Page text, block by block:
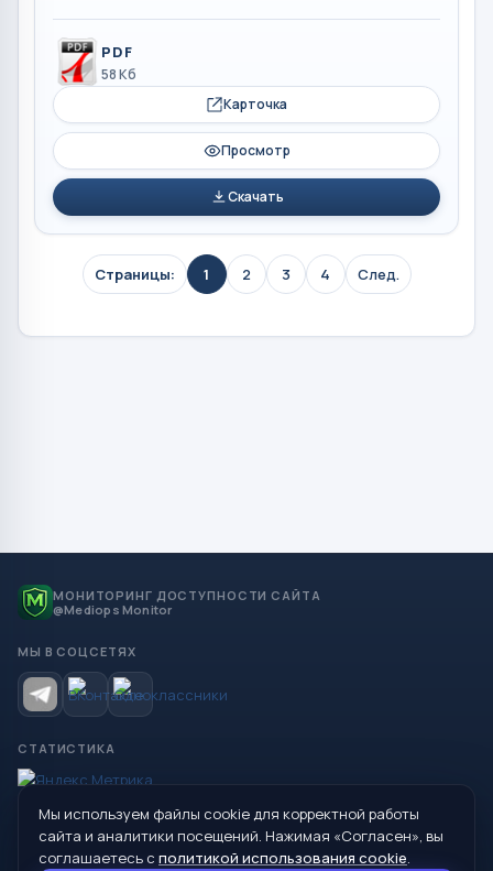
PDF
58 Кб
Карточка
Просмотр
Скачать
Страницы: 1 2 3 4 След.
МОНИТОРИНГ ДОСТУПНОСТИ САЙТА
@Mediops Monitor
МЫ В СОЦСЕТЯХ
СТАТИСТИКА
© 2026 Управление образования Администрации МО
Сухой Лог
Мы используем файлы cookie для корректной работы
сайта и аналитики посещений. Нажимая «Согласен», вы
соглашаетесь с политикой использования cookie.